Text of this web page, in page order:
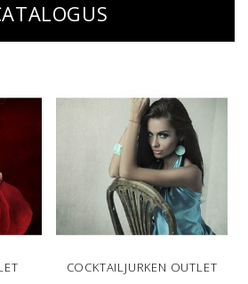
COCKTAILJURKEN OUTLET